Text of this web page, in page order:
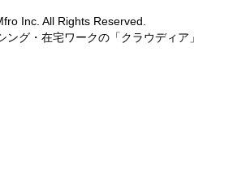
Inc. All Rights Reserved.
ング・在宅ワークの「クラウディア」